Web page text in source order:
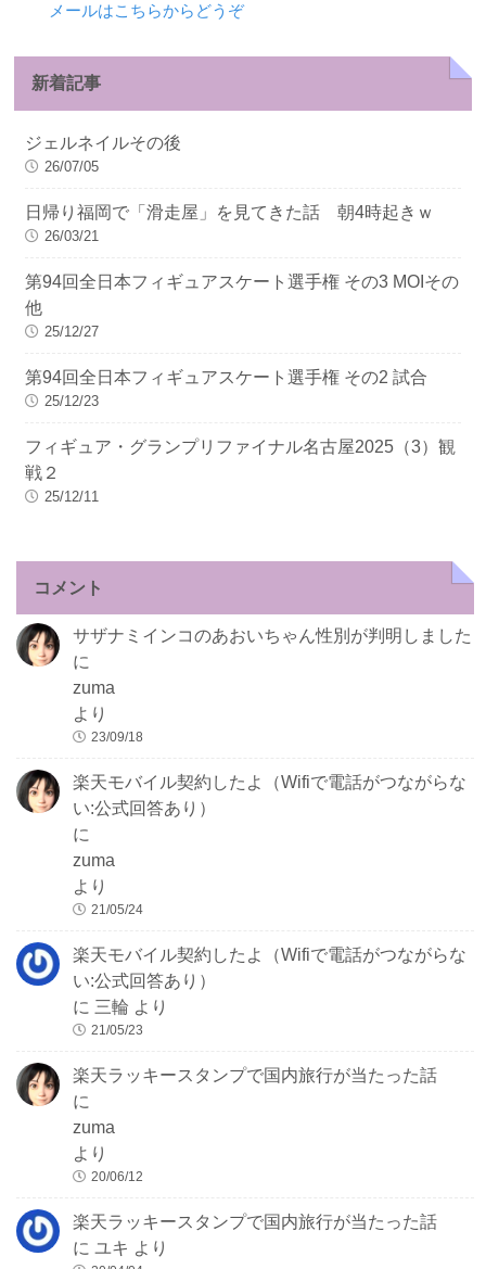
メールはこちらからどうぞ
新着記事
ジェルネイルその後
26/07/05
日帰り福岡で「滑走屋」を見てきた話 朝4時起きｗ
26/03/21
第94回全日本フィギュアスケート選手権 その3 MOIその
他
25/12/27
第94回全日本フィギュアスケート選手権 その2 試合
25/12/23
フィギュア・グランプリファイナル名古屋2025（3）観
戦２
25/12/11
コメント
サザナミインコのあおいちゃん性別が判明しました
に
zuma
より
23/09/18
楽天モバイル契約したよ（Wifiで電話がつながらな
い:公式回答あり）
に
zuma
より
21/05/24
楽天モバイル契約したよ（Wifiで電話がつながらな
い:公式回答あり）
に三輪 より
21/05/23
楽天ラッキースタンプで国内旅行が当たった話
に
zuma
より
20/06/12
楽天ラッキースタンプで国内旅行が当たった話
にユキ より